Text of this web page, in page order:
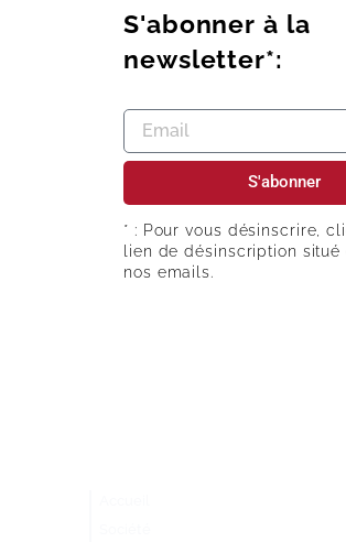
S'abonner à la
newsletter*:
S'abonner
* : Pour vous désinscrire,
lien de désinscription situé
nos emails.